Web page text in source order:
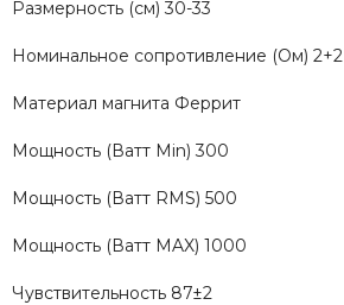
Размерность (см) 30-33
Номинальное сопротивление (Ом) 2+2
Материал магнита Феррит
Мощность (Ватт Min) 300
Мощность (Ватт RMS) 500
Мощность (Ватт MAX) 1000
Чувствительность 87±2